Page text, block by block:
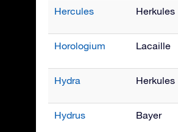
Hercules Herkules
Horologium Lacaille
Hydra Herkules
Hydrus Bayer